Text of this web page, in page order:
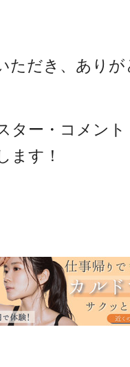
ただき、あり
ター・コメン
ます！